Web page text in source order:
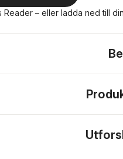
Reader – eller ladda ned till